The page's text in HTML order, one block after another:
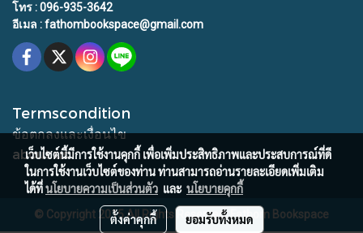
โทร : 096-935-3642
อีเมล : fathombookspace@gmail.com
Termscondition
ข้อตกลงและเงื่อนไข
about us
© Copyright 2015 All Rights Reserved. Fathom Bookspace
เว็บไซต์นี้มีการใช้งานคุกกี้ เพื่อเพิ่มประสิทธิภาพและประสบการณ์ที่ดี
ในการใช้งานเว็บไซต์ของท่าน ท่านสามารถอ่านรายละเอียดเพิ่มเติม
ได้ที่นโยบายความเป็นส่วนตัว และ นโยบายคุกกี้
ตั้งค่าคุกกี้ ยอมรับทั้งหมด